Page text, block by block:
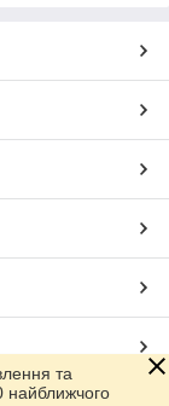
та
найближчого